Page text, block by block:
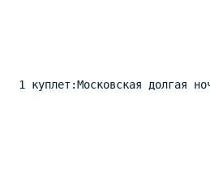
1 куплет:Московская долгая